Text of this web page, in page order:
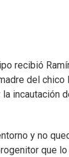
recibió
del
incautación
y no
que